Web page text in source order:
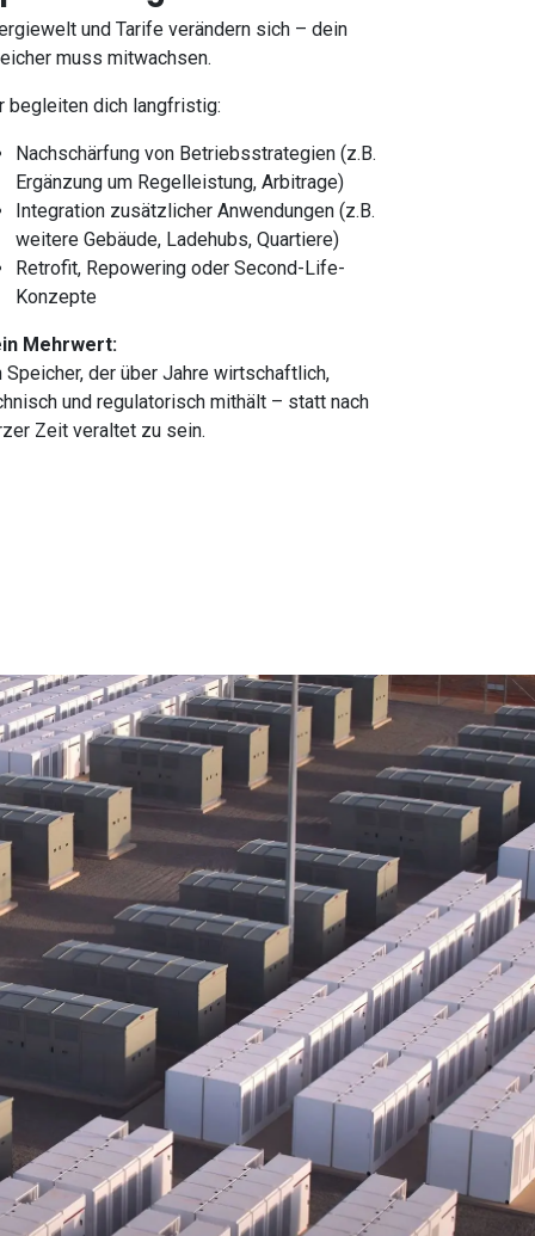
und Tarife verändern sich – dein
muss mitwachsen.
begleiten dich langfristig:
Nachschärfung von Betriebsstrategien (z.B.
Ergänzung um Regelleistung, Arbitrage)
Integration zusätzlicher Anwendungen (z.B.
weitere Gebäude, Ladehubs, Quartiere)
Retrofit, Repowering oder Second-Life-
Konzepte
Mehrwert:
Speicher, der über Jahre wirtschaftlich,
und regulatorisch mithält – statt nach
Zeit veraltet zu sein.